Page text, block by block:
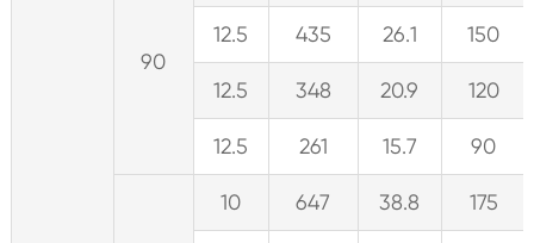
90
12.5 435 26.1 150
12.5 348 20.9 120
12.5 261 15.7 90
10 647 38.8 175